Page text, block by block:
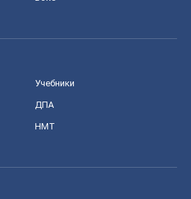
Учебники
ДПА
НМТ